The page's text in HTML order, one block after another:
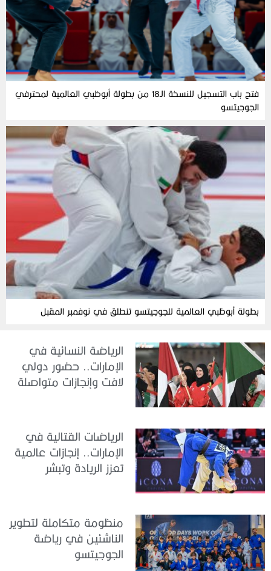
فتح باب التسجيل للنسخة الـ18 من بطولة أبوظبي العالمية لمحترفي
الجوجيتسو
بطولة أبوظبي العالمية للجوجيتسو تنطلق في نوفمبر المقبل
الرياضة النسائية في
الإمارات.. حضور دولي
لافت وإنجازات متواصلة
الرياضات القتالية في
الإمارات.. إنجازات عالمية
تعزز الريادة وتبشر
منظومة متكاملة لتطوير
الناشئين في رياضة
الجوجيتسو